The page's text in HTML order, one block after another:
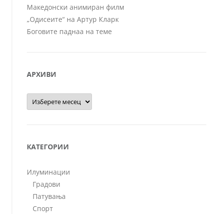
Македонски анимиран филм
„Одисеите“ на Артур Кларк
Боговите паднаа на теме
АРХИВИ
Архиви
КАТЕГОРИИ
Илуминации
Градови
Патувања
Спорт